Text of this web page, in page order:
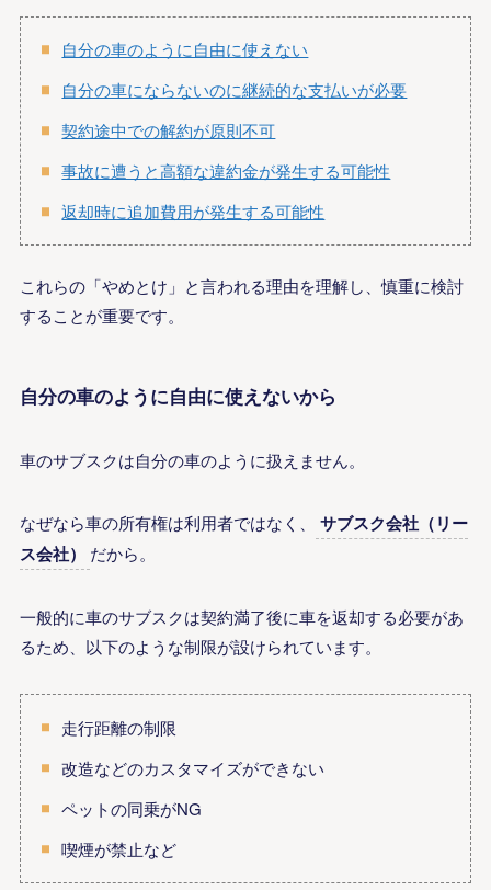
自分の車のように自由に使えない
自分の車にならないのに継続的な支払いが必要
契約途中での解約が原則不可
事故に遭うと高額な違約金が発生する可能性
返却時に追加費用が発生する可能性
これらの「やめとけ」と言われる理由を理解し、慎重に検討
することが重要です。
自分の車のように自由に使えないから
車のサブスクは自分の車のように扱えません。
なぜなら車の所有権は利用者ではなく、
サブスク会社（リー
ス会社）
だから。
一般的に車のサブスクは契約満了後に車を返却する必要があ
るため、以下のような制限が設けられています。
走行距離の制限
改造などのカスタマイズができない
ペットの同乗がNG
喫煙が禁止など